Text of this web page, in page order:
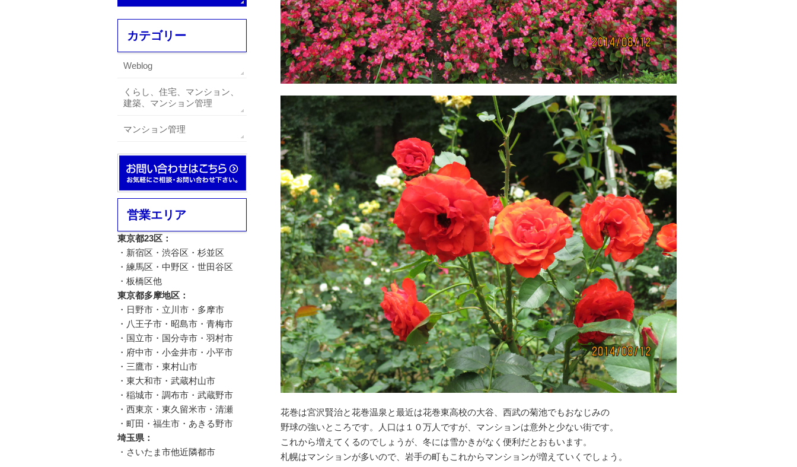
花巻は宮沢賢治と花巻温泉と最近は花巻東高校の大谷、西武の菊池でもおなじみの
野球の強いところです。人口は１０万人ですが、マンションは意外と少ない街です。
これから増えてくるのでしょうが、冬には雪かきがなく便利だとおもいます。
札幌はマンションが多いので、岩手の町もこれからマンションが増えていくでしょう。
カテゴリー
Weblog
くらし、住宅、マンション、
建築、マンション管理
マンション管理
営業エリア
東京都23区：
・新宿区・渋谷区・杉並区
・練馬区・中野区・世田谷区
・板橋区他
東京都多摩地区：
・日野市・立川市・多摩市
・八王子市・昭島市・青梅市
・国立市・国分寺市・羽村市
・府中市・小金井市・小平市
・三鷹市・東村山市
・東大和市・武蔵村山市
・稲城市・調布市・武蔵野市
・西東京・東久留米市・清瀬
・町田・福生市・あきる野市
埼玉県：
・さいたま市他近隣都市